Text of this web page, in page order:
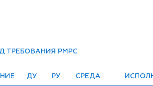
ТРЕБОВАНИЯ РМРС
ДУ РУ СРЕДА